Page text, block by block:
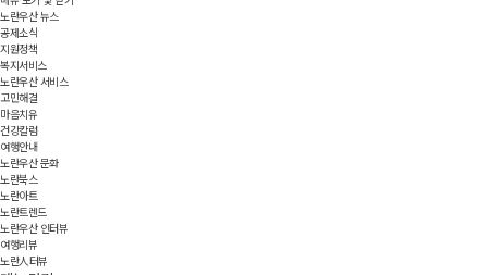
노란우산 뉴스
공제소식
지원정책
복지서비스
노란우산 서비스
고민해결
마음치유
건강칼럼
여행안내
노란우산 문화
노란북스
노란아트
노란트렌드
노란우산 인터뷰
여행리뷰
노란人터뷰